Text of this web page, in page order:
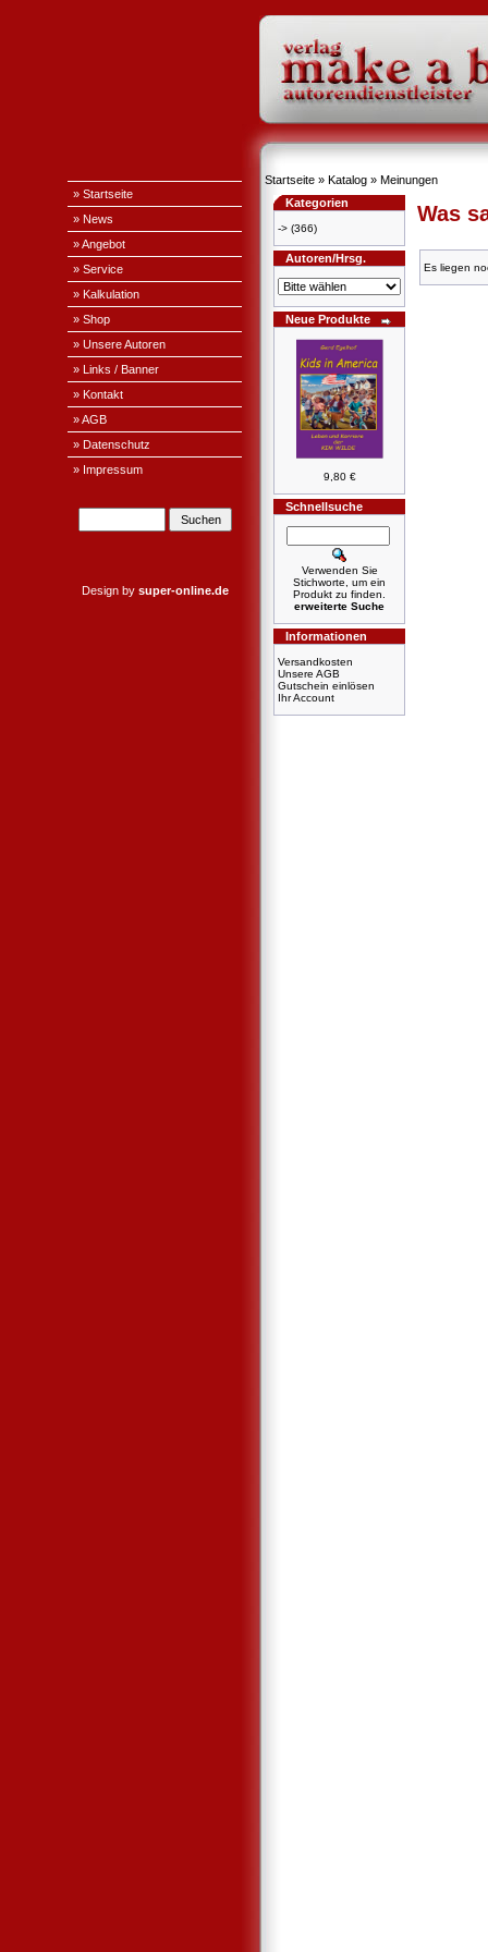
» Startseite
» News
» Angebot
» Service
» Kalkulation
» Shop
» Unsere Autoren
» Links / Banner
» Kontakt
» AGB
» Datenschutz
» Impressum
Design by super-online.de
Startseite » Katalog » Meinungen
Kategorien
-> (366)
Autoren/Hrsg.
Neue Produkte
9,80 €
Schnellsuche
Verwenden Sie
Stichworte, um ein
Produkt zu finden.
erweiterte Suche
Informationen
Versandkosten
Unsere AGB
Gutschein einlösen
Ihr Account
Was
Es liegen